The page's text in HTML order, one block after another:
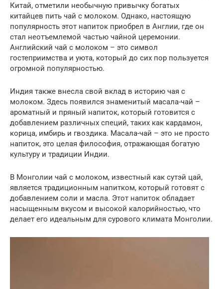
Китай, отметили необычную привычку богатых
китайцев пить чай с молоком. Однако, настоящую
популярность этот напиток приобрел в Англии, где он
стал неотъемлемой частью чайной церемонии.
Английский чай с молоком – это символ
гостеприимства и уюта, который до сих пор пользуется
огромной популярностью.
Индия также внесла свой вклад в историю чая с
молоком. Здесь появился знаменитый масала-чай –
ароматный и пряный напиток, который готовится с
добавлением различных специй, таких как кардамон,
корица, имбирь и гвоздика. Масала-чай – это не просто
напиток, это целая философия, отражающая богатую
культуру и традиции Индии.
В Монголии чай с молоком, известный как сутэй цай,
является традиционным напитком, который готовят с
добавлением соли и масла. Этот напиток обладает
насыщенным вкусом и высокой калорийностью, что
делает его идеальным для сурового климата Монголии.